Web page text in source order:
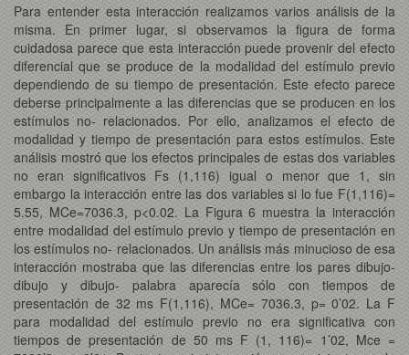
Para entender esta interacción realizamos varios análisis de la
misma. En primer lugar, si observamos la figura de forma
cuidadosa parece que esta interacción puede provenir del efecto
diferencial que se produce de la modalidad del estímulo previo
dependiendo de su tiempo de presentación. Este efecto parece
deberse principalmente a las diferencias que se producen en los
estímulos no- relacionados. Por ello, analizamos el efecto de
modalidad y tiempo de presentación para estos estímulos. Este
análisis mostró que los efectos principales de estas dos variables
no eran significativos Fs (1,116) igual o menor que 1, sin
embargo la interacción entre las dos variables si lo fue F(1,116)=
5.55, MCe=7036.3, p<0.02. La Figura 6 muestra la interacción
entre modalidad del estímulo previo y tiempo de presentación en
los estímulos no- relacionados. Un análisis más minucioso de esa
interacción mostraba que las diferencias entre los pares dibujo-
dibujo y dibujo- palabra aparecía sólo con tiempos de
presentación de 32 ms F(1,116), MCe= 7036.3, p= 0’02. La F
para modalidad del estímulo previo no era significativa con
tiempos de presentación de 50 ms F (1, 116)= 1’02, Mce =